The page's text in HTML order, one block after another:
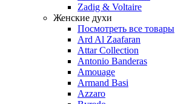
Zadig & Voltaire
Женские духи
Посмотреть все товары
Ard Al Zaafaran
Attar Collection
Antonio Banderas
Amouage
Armand Basi
Azzaro